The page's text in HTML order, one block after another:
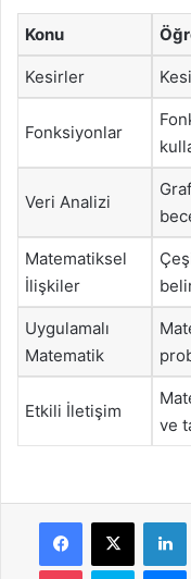
Konu
Kesirler
Fonksiyonlar
Veri Analizi
Matematiksel
İlişkiler
Uygulamalı
Matematik
Etkili İletişim
ve
Facebook
X
Pocket Skype